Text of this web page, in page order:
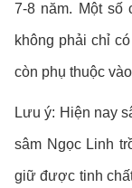
7-8 năm. Một số
không phải chỉ
còn phụ thuộc
Lưu ý: Hiện nay
sâm Ngọc Linh
giữ được tinh